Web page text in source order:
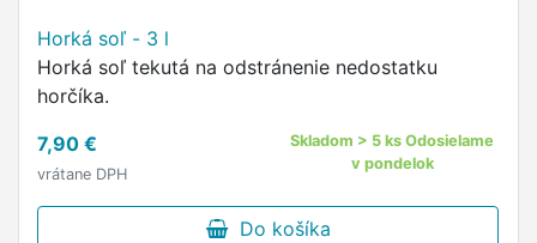
Horká soľ - 3 l
Horká soľ tekutá na odstránenie nedostatku
horčíka.
7,90 €
vrátane DPH
Skladom > 5 ks Odosielame
v pondelok
Do košíka